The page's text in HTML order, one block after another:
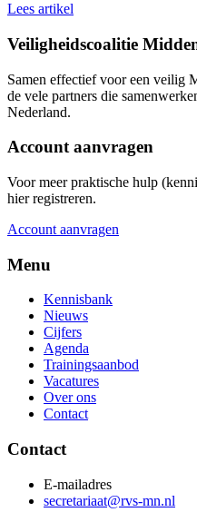
Lees artikel
Veiligheidscoalitie
Samen effectief voor een veilig
de vele partners die
Nederland.
Account aanvragen
Voor meer praktische hulp
hier registreren.
Account aanvragen
Menu
Kennisbank
Nieuws
Cijfers
Agenda
Trainingsaanbod
Vacatures
Over ons
Contact
Contact
E-mailadres
secretariaat@rvs-mn.nl